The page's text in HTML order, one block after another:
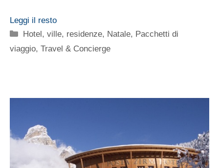
Leggi il resto
Categorie
Hotel, ville, residenze, Natale, Pacchetti di
viaggio, Travel & Concierge